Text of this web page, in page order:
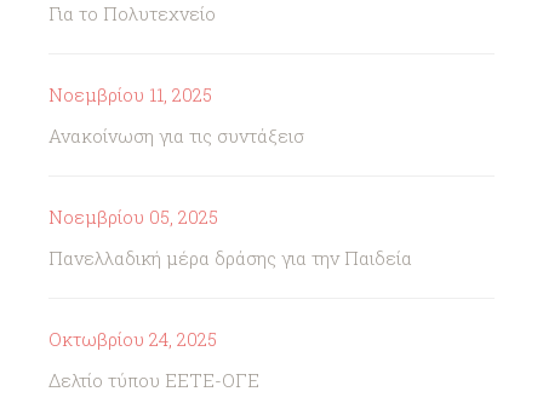
Για το Πολυτεχνείο
Νοεμβρίου 11, 2025
Ανακοίνωση για τις συντάξεισ
Νοεμβρίου 05, 2025
Πανελλαδική μέρα δράσης για την Παιδεία
Οκτωβρίου 24, 2025
Δελτίο τύπου ΕΕΤΕ-ΟΓΕ